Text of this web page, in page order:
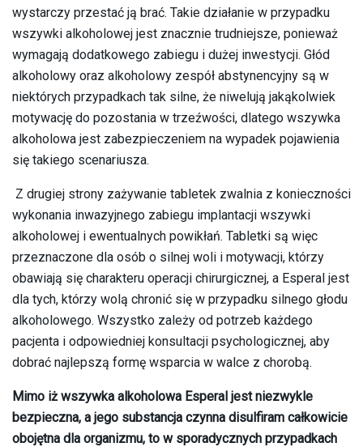
wystarczy przestać ją brać. Takie działanie w przypadku
wszywki alkoholowej jest znacznie trudniejsze, ponieważ
wymagają dodatkowego zabiegu i dużej inwestycji. Głód
alkoholowy oraz alkoholowy zespół abstynencyjny są w
niektórych przypadkach tak silne, że niwelują jakąkolwiek
motywację do pozostania w trzeźwości, dlatego wszywka
alkoholowa jest zabezpieczeniem na wypadek pojawienia
się takiego scenariusza.
Z drugiej strony zażywanie tabletek zwalnia z konieczności
wykonania inwazyjnego zabiegu implantacji wszywki
alkoholowej i ewentualnych powikłań. Tabletki są więc
przeznaczone dla osób o silnej woli i motywacji, którzy
obawiają się charakteru operacji chirurgicznej, a Esperal jest
dla tych, którzy wolą chronić się w przypadku silnego głodu
alkoholowego. Wszystko zależy od potrzeb każdego
pacjenta i odpowiedniej konsultacji psychologicznej, aby
dobrać najlepszą formę wsparcia w walce z chorobą.
Mimo iż wszywka alkoholowa Esperal jest niezwykle
bezpieczna, a jego substancja czynna disulfiram całkowicie
obojętna dla organizmu, to w sporadycznych przypadkach